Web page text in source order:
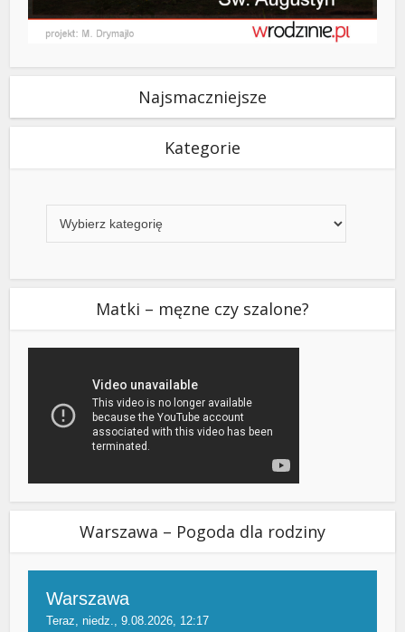
Najsmaczniejsze
Kategorie
Matki – męzne czy szalone?
Warszawa – Pogoda dla rodziny